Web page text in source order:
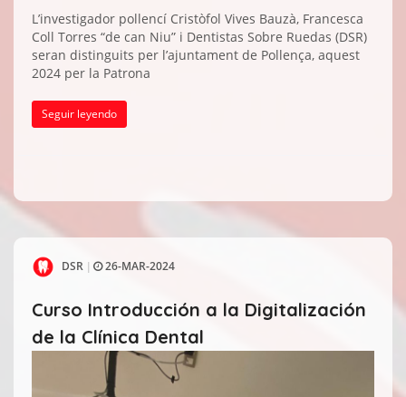
L’investigador pollencí Cristòfol Vives Bauzà, Francesca
Coll Torres “de can Niu” i Dentistas Sobre Ruedas (DSR)
seran distinguits per l’ajuntament de Pollença, aquest
2024 per la Patrona
Seguir leyendo
DSR | 26-MAR-2024
Curso Introducción a la Digitalización
de la Clínica Dental